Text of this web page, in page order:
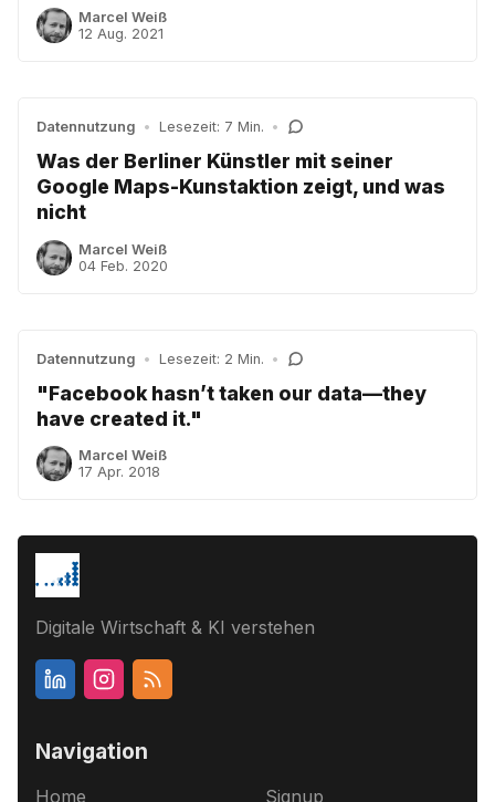
Marcel Weiß
12 Aug. 2021
Datennutzung • Lesezeit: 7 Min. •
Was der Berliner Künstler mit seiner
Google Maps-Kunstaktion zeigt, und was
nicht
Marcel Weiß
04 Feb. 2020
Datennutzung • Lesezeit: 2 Min. •
"Facebook hasn’t taken our data—they
have created it."
Marcel Weiß
17 Apr. 2018
Digitale Wirtschaft & KI verstehen
Navigation
Home Signup